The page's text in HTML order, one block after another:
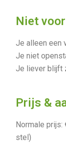
Niet
Je alleen een
Je niet
Je liever blijft
Prijs &
Normale prijs:
stel)